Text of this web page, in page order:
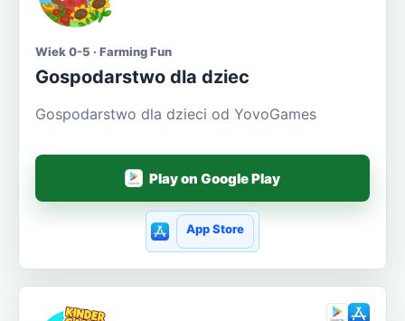
Wiek 0-5 · Farming Fun
Gospodarstwo dla dziec
Gospodarstwo dla dzieci od YovoGames
Play on Google Play
App Store